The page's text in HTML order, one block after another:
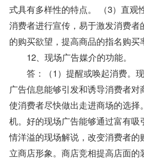
式具有多样性的特点。 （3）直观
消费者进行宣传，易于激发消费者
的购买欲望，提高商品的指名购买
12、现场广告媒介的功能。
答：（1）提醒或唤起消费。
广告信息能够引发和诱导消费者对
使消费者尽快做出走进商场的选择
机。好的现场广告能够通过富有吸
情洋溢的现场解说，改变消费者的
立商店形象。商店竞相提高店面的